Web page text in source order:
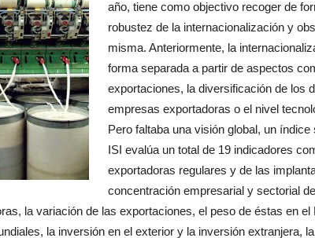
año, tiene como objectivo recoger de
robustez de la internacionalización y
misma. Anteriormente, la
forma separada a partir de aspectos
exportaciones, la diversificación de los
empresas exportadoras o el nivel
Pero faltaba una visión global, un
ISI evalúa un total de 19 indicadores
exportadoras regulares y de las
concentración empresarial y sectorial
la variación de las exportaciones, el peso de éstas en el
la inversión en el exterior y la inversión extranjera,